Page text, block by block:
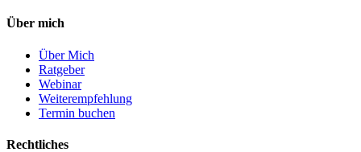
Über mich
Über Mich
Ratgeber
Webinar
Weiterempfehlung
Termin buchen
Rechtliches